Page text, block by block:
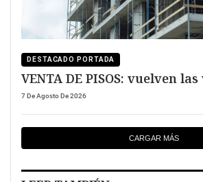
DESTACADO PORTADA
VENTA DE PISOS: vuelven
7 De Agosto De 2026
CARGAR MÁS